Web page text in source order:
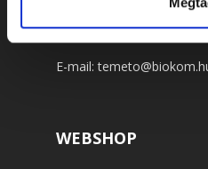
Cím: 7622 Pécs, Siklósi út
E-mail:
WEBSHOP